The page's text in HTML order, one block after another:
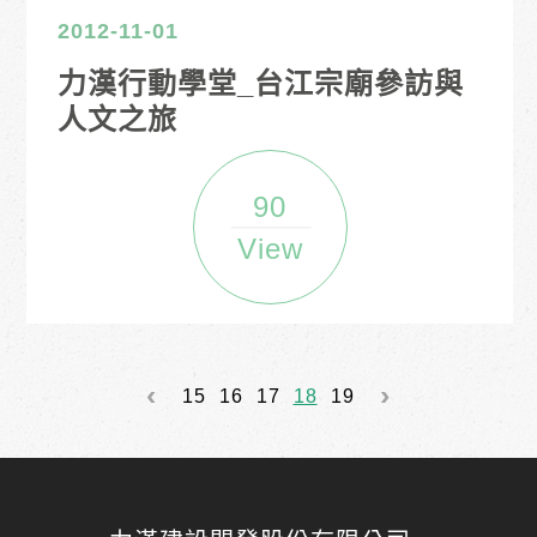
2012-11-01
力漢行動學堂_台江宗廟參訪與
人文之旅
90
View
15 16 17 18 19